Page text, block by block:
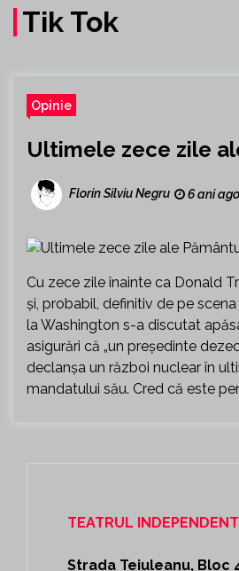
Tik Tok
Opinie
Ultimele zece zile
Florin Silviu Negru 6 ani ago
Cu zece zile înainte ca Donald
și, probabil, definitiv de pe
la Washington s-a discutat
asigurări că „un președinte
declanșa un război nuclear în
mandatului său. Cred că este
TEATRUL
Strada Teiuleanu, Bloc